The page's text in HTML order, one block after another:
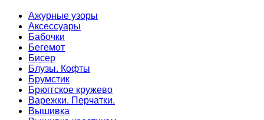
Ажурные узоры
Аксессуары
Бабочки
Бегемот
Бисер
Блузы. Кофты
Брумстик
Брюггское кружево
Варежки. Перчатки.
Вышивка